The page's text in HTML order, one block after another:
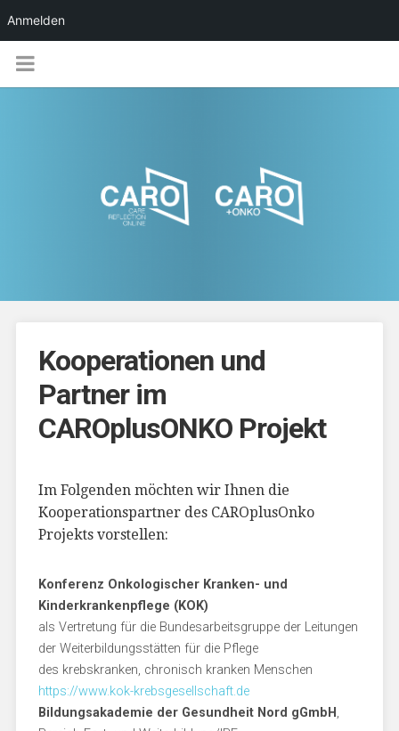
Anmelden
Kooperationen und
Partner im
CAROplusONKO Projekt
Im Folgenden möchten wir Ihnen die
Kooperationspartner des CAROplusOnko
Projekts vorstellen:
Konferenz Onkologischer Kranken- und
Kinderkrankenpflege (KOK)
als Vertretung für die Bundesarbeitsgruppe der Leitungen
der Weiterbildungsstätten für die Pflege
des krebskranken, chronisch kranken Menschen
https://www.kok-krebsgesellschaft.de
Bildungsakademie der Gesundheit Nord gGmbH ,